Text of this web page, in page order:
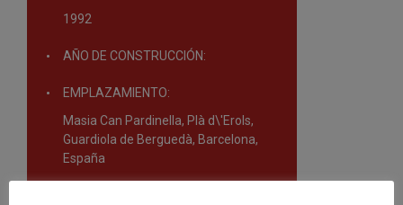
1992
AÑO DE CONSTRUCCIÓN:
EMPLAZAMIENTO:
Masia Can Pardinella, Plà d\'Erols,
Guardiola de Berguedà, Barcelona,
España